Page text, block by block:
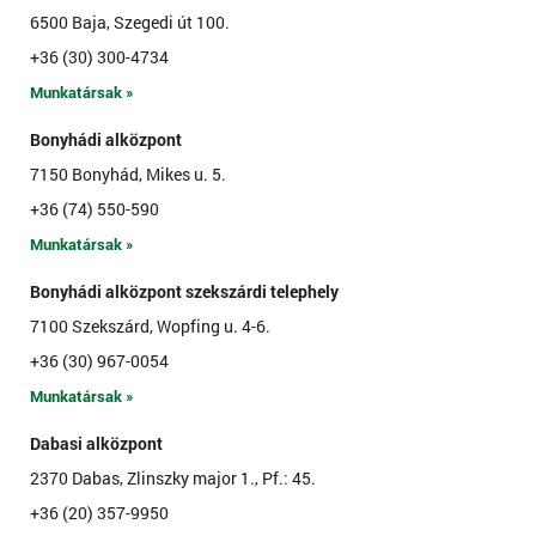
6500 Baja, Szegedi út 100.
+36 (30) 300-4734
Munkatársak »
Bonyhádi alközpont
7150 Bonyhád, Mikes u. 5.
+36 (74) 550-590
Munkatársak »
Bonyhádi alközpont szekszárdi telephely
7100 Szekszárd, Wopfing u. 4-6.
+36 (30) 967-0054
Munkatársak »
Dabasi alközpont
2370 Dabas, Zlinszky major 1., Pf.: 45.
+36 (20) 357-9950